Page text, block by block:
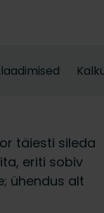
täiesti sileda
eriti sobiv
ühendus alt